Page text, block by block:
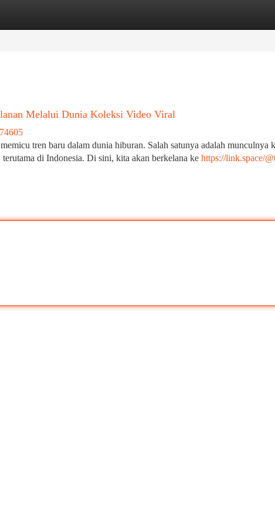
Melalui Dunia Koleksi Video Viral
tren baru dalam dunia hiburan. Salah satunya adalah munculnya
di Indonesia. Di sini, kita akan berkelana ke https://link.space/